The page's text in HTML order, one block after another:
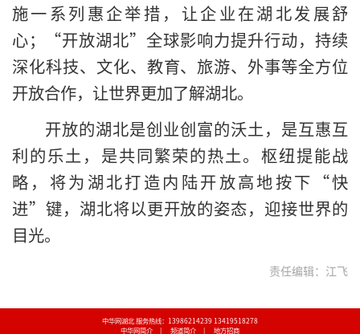
施一系列惠企举措，让企业在湖北发展舒
心；“开放湖北”全球影响力提升行动，持续
深化科技、文化、教育、旅游、外事等全方位
开放合作，让世界更加了解湖北。
开放的湖北是创业创富的沃土，是互惠互
利的乐土，是共同繁荣的热土。枢纽提能战
略，将为湖北打造内陆开放高地按下“快
进”键，湖北将以更开放的姿态，迎接世界的
目光。
责任编辑：江飞
中华网湖北 服务热线：13986214239 13419518278
中华网简介
| 频道简介 | 地方招商